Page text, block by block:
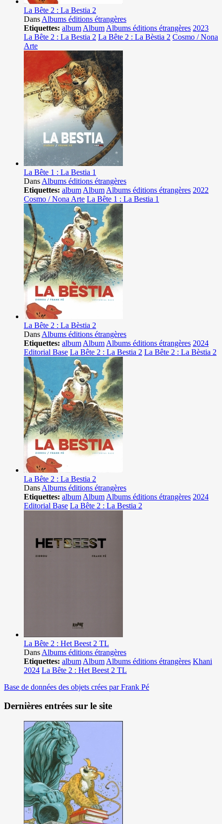
La Bête 2 : La Bestia 2
Dans Albums éditions étrangères
Etiquettes: album Album Albums éditions étrangères 2023
La Bête 2 : La Bestia 2 La Bête 2 : La Bèstia 2 Cosmo / Nona
Arte
La Bête 1 : La Bestia 1
Dans Albums éditions étrangères
Etiquettes: album Album Albums éditions étrangères 2022
Cosmo / Nona Arte La Bête 1 : La Bestia 1
La Bête 2 : La Bèstia 2
Dans Albums éditions étrangères
Etiquettes: album Album Albums éditions étrangères 2024
Editorial Base La Bête 2 : La Bestia 2 La Bête 2 : La Bèstia 2
La Bête 2 : La Bestia 2
Dans Albums éditions étrangères
Etiquettes: album Album Albums éditions étrangères 2024
Editorial Base La Bête 2 : La Bestia 2
La Bête 2 : Het Beest 2 TL
Dans Albums éditions étrangères
Etiquettes: album Album Albums éditions étrangères Khani
2024 La Bête 2 : Het Beest 2 TL
Base de données des objets crées par Frank Pé
Dernières entrées sur le site